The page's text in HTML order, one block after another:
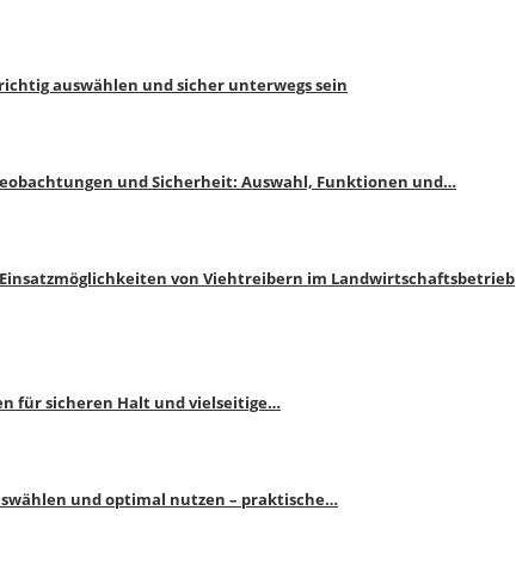
auswählen und sicher unterwegs sein
und Sicherheit: Auswahl, Funktionen und…
von Viehtreibern im Landwirtschaftsbetrieb
für sicheren Halt und vielseitige…
und optimal nutzen – praktische…